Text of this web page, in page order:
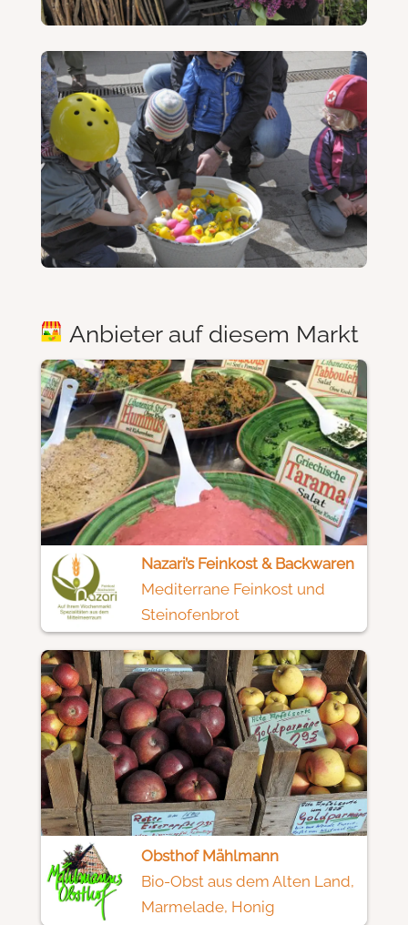
Anbieter auf diesem Markt
Nazari’s Feinkost & Backwaren
Mediterrane Feinkost und
Steinofenbrot
Obsthof Mählmann
Bio-Obst aus dem Alten Land,
Marmelade, Honig